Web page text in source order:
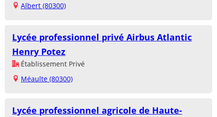
Albert (80300)
Lycée professionnel privé Airbus Atlantic
Henry Potez
Établissement Privé
Méaulte (80300)
Lycée professionnel agricole de Haute-